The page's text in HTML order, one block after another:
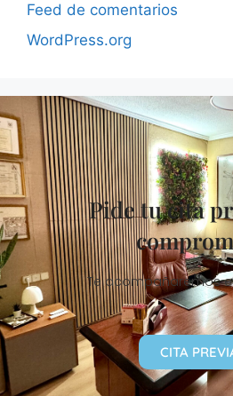
Feed de comentarios
WordPress.org
Pide tu cita
Te acompañaremos
CITA